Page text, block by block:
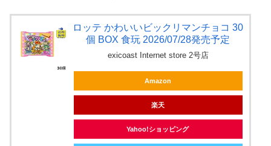
ロッテ かわいいビックリマンチョコ 30
個 BOX 食玩 2026/07/28発売予定
exicoast Internet store 2号店
Amazon
楽天
Yahoo!ショッピング